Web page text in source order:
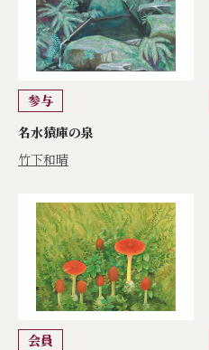
参与
名水猿庫の泉
竹下和晴
会員